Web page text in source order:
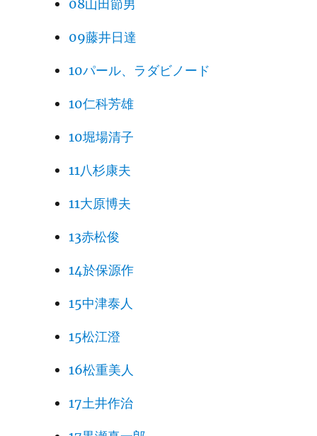
08山田節男
09藤井日達
10パール、ラダビノード
10仁科芳雄
10堀場清子
11八杉康夫
11大原博夫
13赤松俊
14於保源作
15中津泰人
15松江澄
16松重美人
17土井作治